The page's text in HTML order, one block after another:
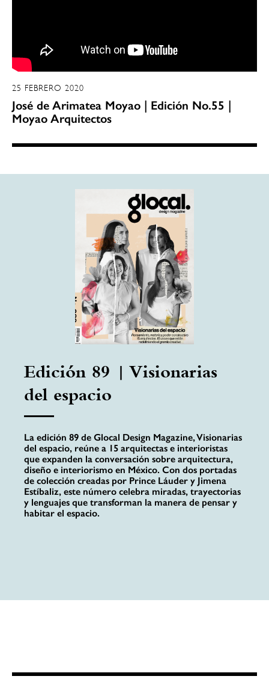
25 FEBRERO 2020
José de Arimatea Moyao | Edición No.55 |
Moyao Arquitectos
Edición 89 | Visionarias
del espacio
La edición 89 de Glocal Design Magazine, Visionarias
del espacio, reúne a 15 arquitectas e interioristas
que expanden la conversación sobre arquitectura,
diseño e interiorismo en México. Con dos portadas
de colección creadas por Prince Láuder y Jimena
Estíbaliz, este número celebra miradas, trayectorias
y lenguajes que transforman la manera de pensar y
habitar el espacio.